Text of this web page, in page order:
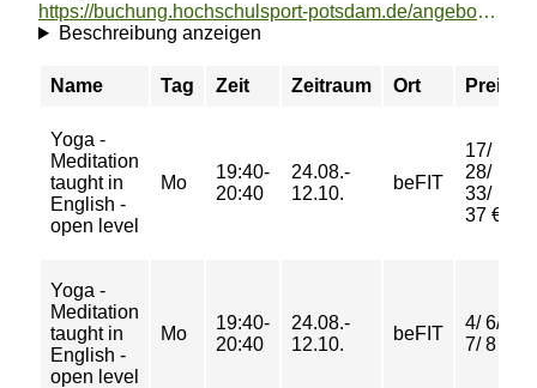
https://buchung.hochschulsport-potsdam.de/angebote/aktueller_zeitraum/_Yoga_-_Meditation.html
Beschreibung anzeigen
Name Tag Zeit Zeitraum Ort Preis
Yoga -
Meditation
taught in
English -
open level
Mo
19:40-
20:40
24.08.-
12.10.
beFIT
17/
28/
33/
37 €
Yoga -
Meditation
taught in
English -
open level
Mo
19:40-
20:40
24.08.-
12.10.
beFIT
4/ 6/
7/ 8 €